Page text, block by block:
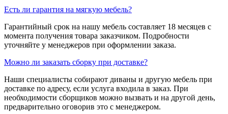
Есть ли гарантия на мягкую мебель?
Гарантийный срок на нашу мебель составляет 18 месяцев с
момента получения товара заказчиком. Подробности
уточняйте у менеджеров при оформлении заказа.
Можно ли заказать сборку при доставке?
Наши специалисты собирают диваны и другую мебель при
доставке по адресу, если услуга входила в заказ. При
необходимости сборщиков можно вызвать и на другой день,
предварительно оговорив это с менеджером.